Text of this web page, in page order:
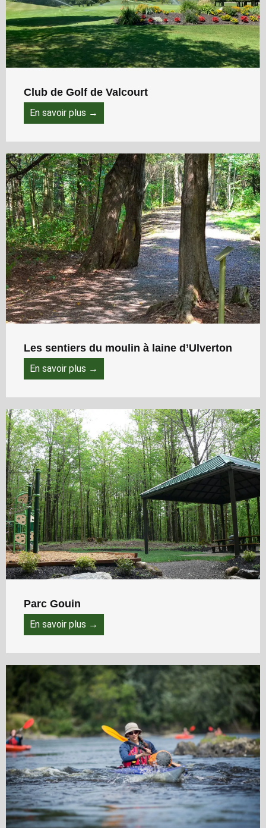
Club de Golf de Valcourt
En savoir plus →
Les sentiers du moulin à laine d’Ulverton
En savoir plus →
Parc Gouin
En savoir plus →